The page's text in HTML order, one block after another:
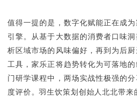
值得一提的是，数字化赋能正在成
引擎。从基于大数据的消费者口味
析区域市场的风味偏好，再到为后
工具，家乐正将趋势转化为可落地
门研学课程中，两场实战性极强的
度评价。羽生饮策划创始人北北带